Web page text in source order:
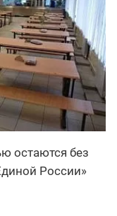
остаются без
России»